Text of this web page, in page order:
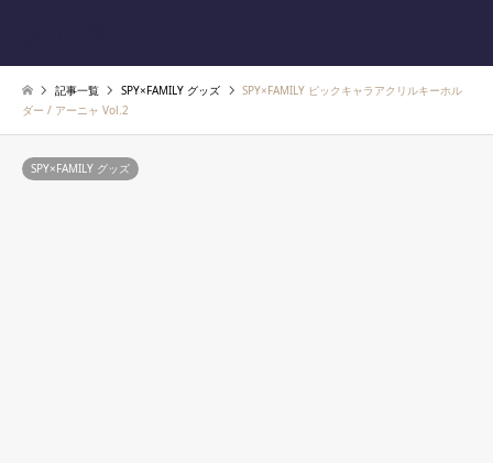
記事一覧 SPY×FAMILY グッズ
SPY×FAMILY ピックキャラアクリルキーホル
ダー / アーニャ Vol.2
SPY×FAMILY グッズ